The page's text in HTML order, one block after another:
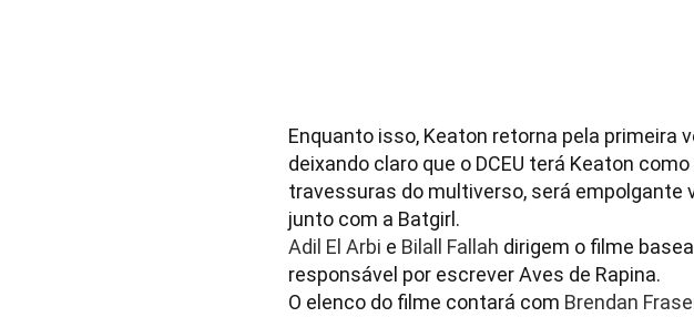
Enquanto isso, Keaton retorna pela primeira
deixando claro que o DCEU terá Keaton
travessuras do multiverso, será empolgante
junto com a Batgirl.
Adil El Arbi e Bilall Fallah dirigem o filme
responsável por escrever Aves de Rapina.
O elenco do filme contará com Brendan